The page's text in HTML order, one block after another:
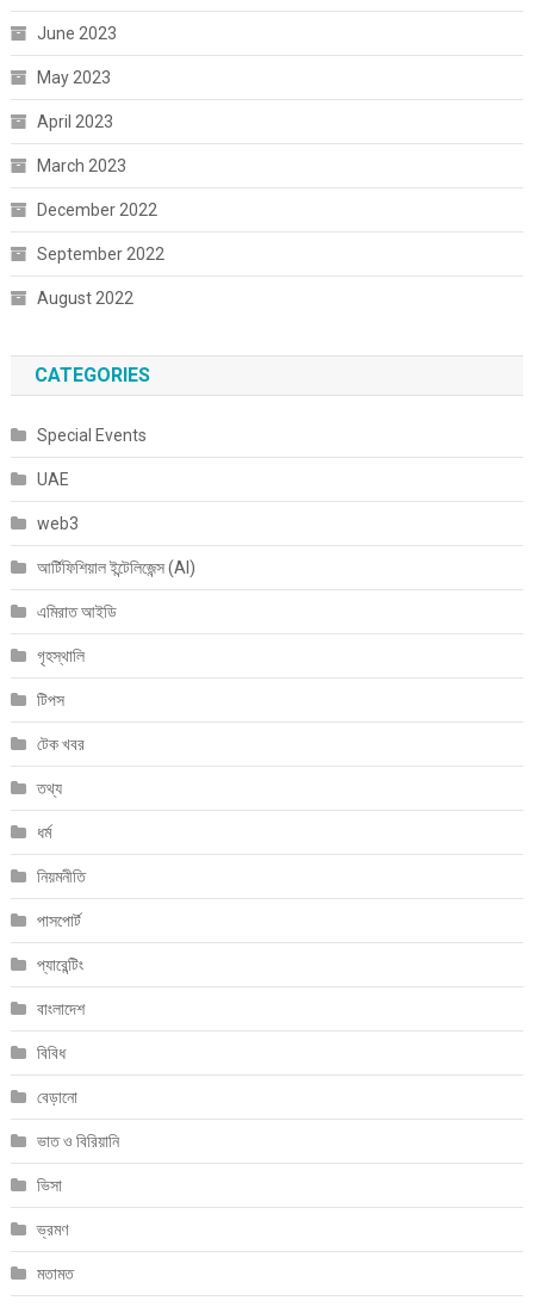
June 2023
May 2023
April 2023
March 2023
December 2022
September 2022
August 2022
CATEGORIES
Special Events
UAE
web3
আর্টিফিশিয়াল ইন্টেলিজেন্স (AI)
এমিরাত আইডি
গৃহস্থালি
টিপস
টেক খবর
তথ্য
ধর্ম
নিয়মনীতি
পাসপোর্ট
প্যারেন্টিং
বাংলাদেশ
বিবিধ
বেড়ানো
ভাত ও বিরিয়ানি
ভিসা
ভ্রমণ
মতামত